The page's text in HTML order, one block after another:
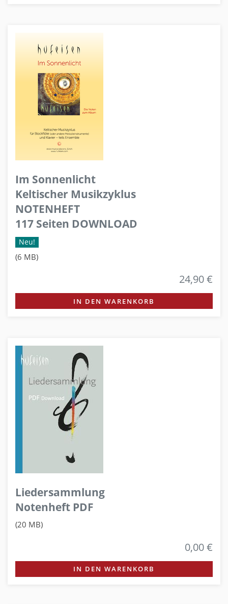
Im Sonnenlicht
Keltischer Musikzyklus
NOTENHEFT
117 Seiten DOWNLOAD
Neu!
(6 MB)
24,90 €
IN DEN WARENKORB
Liedersammlung
Notenheft PDF
(20 MB)
0,00 €
IN DEN WARENKORB